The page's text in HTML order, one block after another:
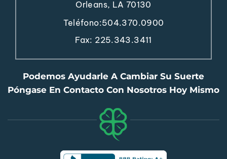
Orleans, LA 70130
Teléfono:504.370.0900
Fax: 225.343.3411
Podemos Ayudarle A Cambiar Su Suerte
Póngase En Contacto Con Nosotros Hoy Mismo